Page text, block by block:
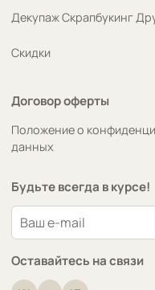
ДекупажСкрапбукинг
Скидки
Договор оферты
Положение о
данных
Будьте всегда в курсе!
Оставайтесь на связи